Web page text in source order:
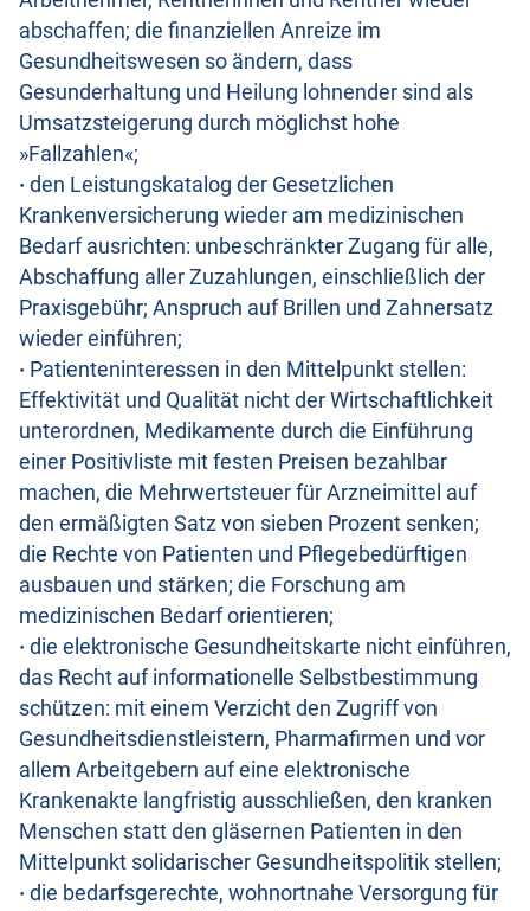
abschaffen; die finanziellen Anreize im
Gesundheitswesen so ändern, dass
Gesunderhaltung und Heilung lohnender sind als
Umsatzsteigerung durch möglichst hohe
»Fallzahlen«;
· den Leistungskatalog der Gesetzlichen
Krankenversicherung wieder am medizinischen
Bedarf ausrichten: unbeschränkter Zugang für alle,
Abschaffung aller Zuzahlungen, einschließlich der
Praxisgebühr; Anspruch auf Brillen und Zahnersatz
wieder einführen;
· Patienteninteressen in den Mittelpunkt stellen:
Effektivität und Qualität nicht der Wirtschaftlichkeit
unterordnen, Medikamente durch die Einführung
einer Positivliste mit festen Preisen bezahlbar
machen, die Mehrwertsteuer für Arzneimittel auf
den ermäßigten Satz von sieben Prozent senken;
die Rechte von Patienten und Pflegebedürftigen
ausbauen und stärken; die Forschung am
medizinischen Bedarf orientieren;
· die elektronische Gesundheitskarte nicht einführen,
das Recht auf informationelle Selbstbestimmung
schützen: mit einem Verzicht den Zugriff von
Gesundheitsdienstleistern, Pharmafirmen und vor
allem Arbeitgebern auf eine elektronische
Krankenakte langfristig ausschließen, den kranken
Menschen statt den gläsernen Patienten in den
Mittelpunkt solidarischer Gesundheitspolitik stellen;
· die bedarfsgerechte, wohnortnahe Versorgung für